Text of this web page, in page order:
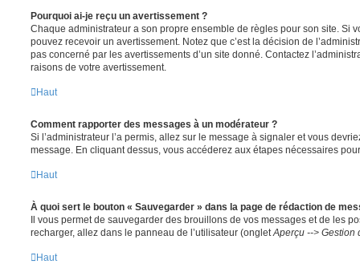
Pourquoi ai-je reçu un avertissement ?
Chaque administrateur a son propre ensemble de règles pour son site. Si
pouvez recevoir un avertissement. Notez que c’est la décision de
pas concerné par les avertissements d’un site donné. Contactez
raisons de votre avertissement.
Haut
Comment rapporter des messages à un modérateur ?
Si l’administrateur l’a permis, allez sur le message à signaler et vous
message. En cliquant dessus, vous accéderez aux étapes nécessaires
Haut
À quoi sert le bouton « Sauvegarder » dans la page de rédaction de
Il vous permet de sauvegarder des brouillons de vos messages et de les
recharger, allez dans le panneau de l’utilisateur (onglet Aperçu --> Gestion
Haut